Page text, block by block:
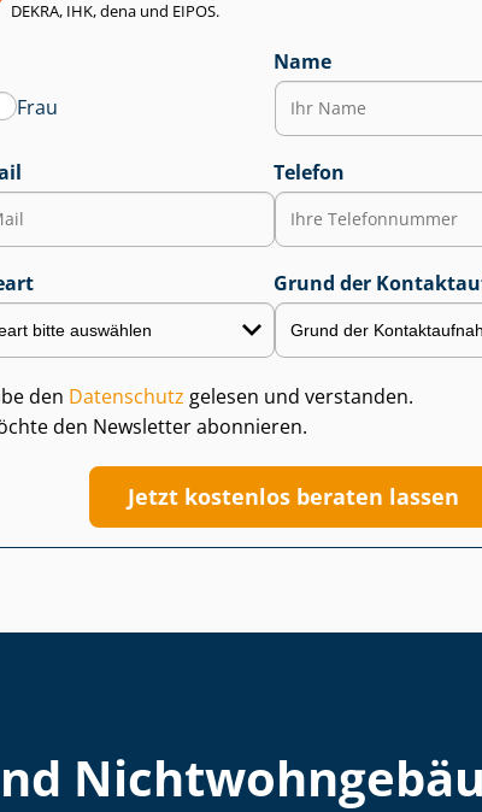
DEKRA, IHK, dena und EIPOS.
Frau
Name
Telefon
Grund der
den Datenschutz gelesen und verstanden.
den Newsletter abonnieren.
Jetzt kostenlos beraten lassen